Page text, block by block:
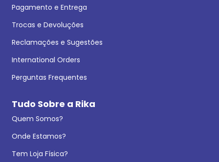
Pagamento e Entrega
Trocas e Devoluções
Reclamações e Sugestões
International Orders
Perguntas Frequentes
Tudo Sobre a Rika
Quem Somos?
Onde Estamos?
Tem Loja Física?